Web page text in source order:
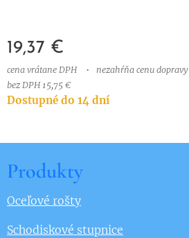
19,37 €
cena vrátane DPH
nezahŕňa cenu dopravy
bez DPH 15,75 €
Dostupné do 14 dní
Produkty
Oceľové rošty
Schodiskové stupnice